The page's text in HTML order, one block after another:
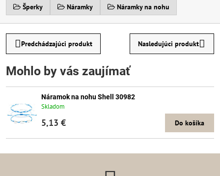
Šperky Náramky Náramky na nohu
Predchádzajúci produkt Nasledujúci produkt
Mohlo by vás zaujímať
Náramok na nohu Shell 30982
Skladom
5,13 € Do košíka